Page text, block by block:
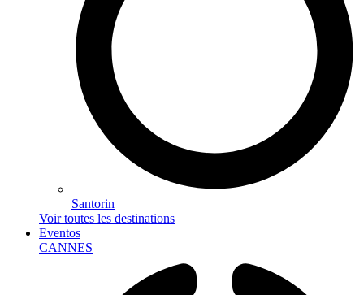
Santorin
Voir toutes les destinations
Eventos
CANNES